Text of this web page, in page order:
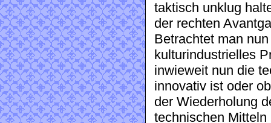
taktisch unklug
der rechten
Betrachtet man
kulturindustrielles
inwieweit nun die
innovativ ist oder
der Wiederholung
technischen